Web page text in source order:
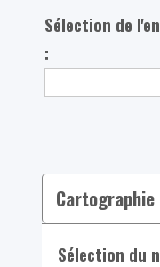
Sélection de
:
Cartographie
Sélection du